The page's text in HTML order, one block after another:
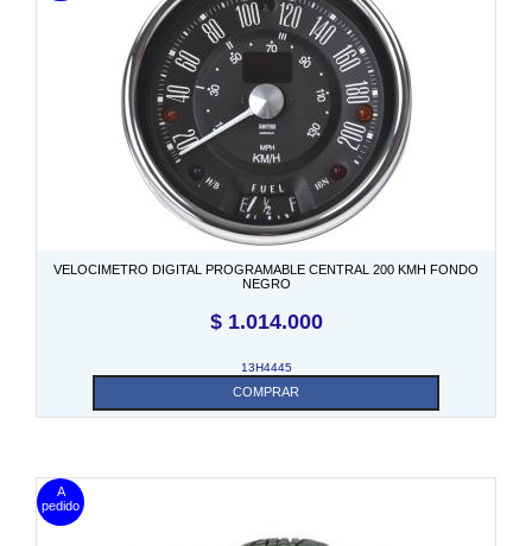
VELOCIMETRO DIGITAL PROGRAMABLE CENTRAL 200 KMH FONDO
NEGRO
$1.014.000
13H4445
COMPRAR